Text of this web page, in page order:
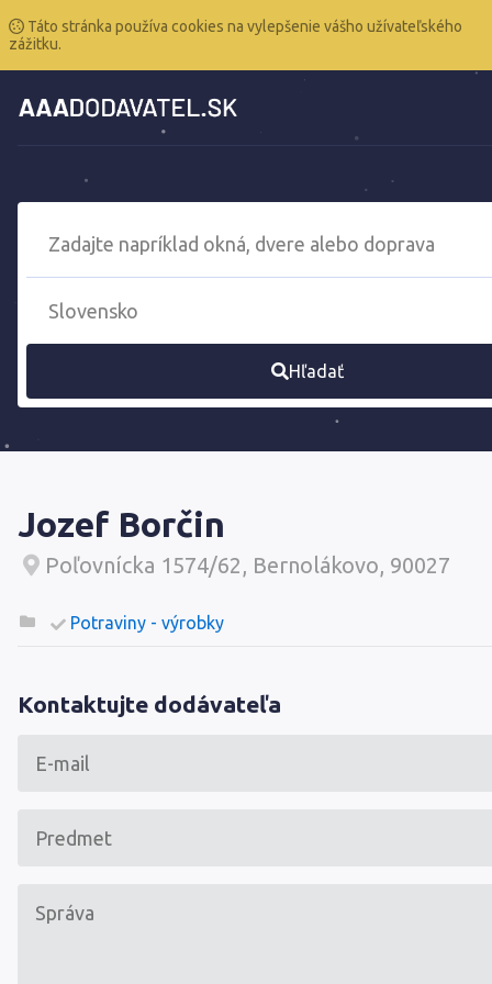
Táto stránka používa cookies na vylepšenie vášho užívateľského
zážitku.
Hľadať
Jozef Borčin
Poľovnícka 1574/62, Bernolákovo, 90027
Potraviny - výrobky
Kontaktujte dodávateľa